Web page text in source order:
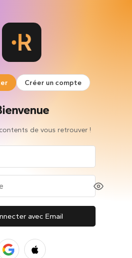
Créer un compte
de vous retrouver !
avec Email